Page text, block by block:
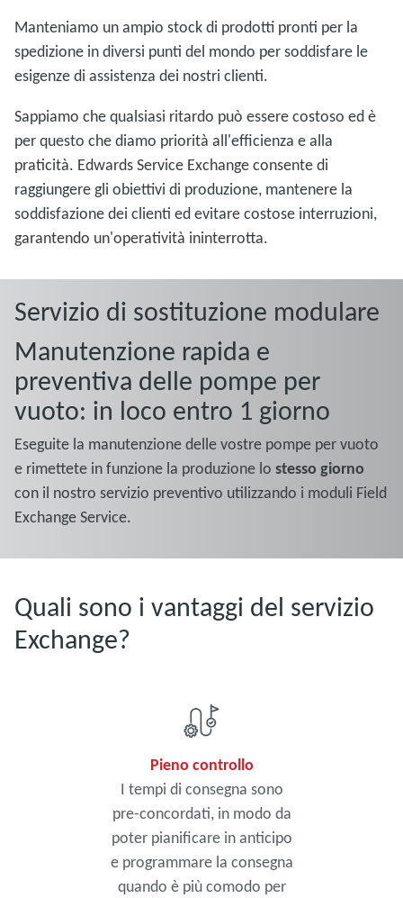
Manteniamo un ampio stock di prodotti pronti per la
spedizione in diversi punti del mondo per soddisfare le
esigenze di assistenza dei nostri clienti.
Sappiamo che qualsiasi ritardo può essere costoso ed è
per questo che diamo priorità all'efficienza e alla
praticità. Edwards Service Exchange consente di
raggiungere gli obiettivi di produzione, mantenere la
soddisfazione dei clienti ed evitare costose interruzioni,
garantendo un'operatività ininterrotta.
Servizio di sostituzione modulare
Manutenzione rapida e
preventiva delle pompe per
vuoto: in loco entro 1 giorno
Eseguite la manutenzione delle vostre pompe per vuoto
e rimettete in funzione la produzione lo stesso giorno
con il nostro servizio preventivo utilizzando i moduli Field
Exchange Service.
Quali sono i vantaggi del servizio
Exchange?
Pieno controllo
I tempi di consegna sono
pre-concordati, in modo da
poter pianificare in anticipo
e programmare la consegna
quando è più comodo per